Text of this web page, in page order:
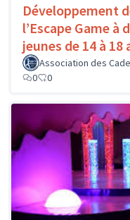
Développement
l’Escape Game
jeunes de 14 à 18
Association des
0
0